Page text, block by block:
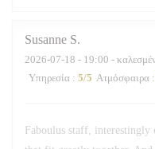
Susanne S
2026-07-18 - 19:00 -
Υπηρεσία : 5/5 Ατμόσφαιρα :
Faboulus staff,